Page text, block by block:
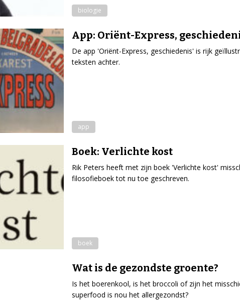
biologie
App: Oriënt-Express,
De app 'Oriënt-Express, geschiedenis' is rijk
teksten achter.
app
Boek: Verlichte kost
Rik Peters heeft met zijn boek ' Verlichte kost'
filosofieboek tot nu toe geschreven.
boek
Wat is de gezondste groente?
Is het boerenkool, is het broccoli of zijn het
superfood is nou het allergezondst?